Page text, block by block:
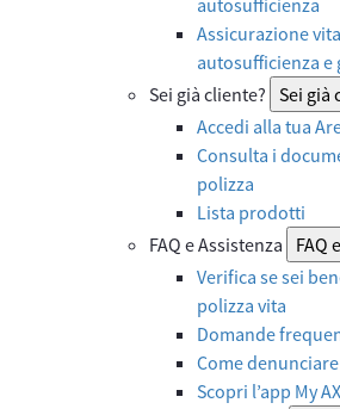
Assicurazione
autosufficienza e
Sei già cliente? Sei già
Accedi alla tua
Consulta i
polizza
Lista prodotti
FAQ e Assistenza
FAQ
Verifica se sei
polizza vita
Domande
Come
Scopri l’app My